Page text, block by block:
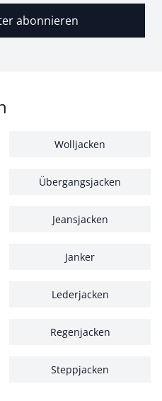
abonnieren
Wolljacken
Übergangsjacken
Jeansjacken
Janker
Lederjacken
Regenjacken
Steppjacken